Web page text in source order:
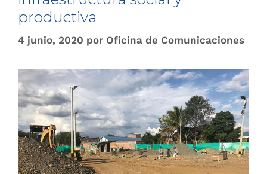
productiva
4 junio, 2020 por Oficina de Comunicaciones